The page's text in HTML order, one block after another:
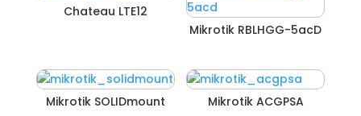
Chateau LTE12
Mikrotik RBLHGG-5acD
Mikrotik SOLIDmount Mikrotik ACGPSA